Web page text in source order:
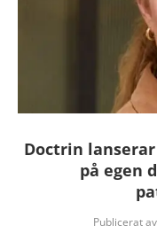
Doctrin
på egen
Publicerat